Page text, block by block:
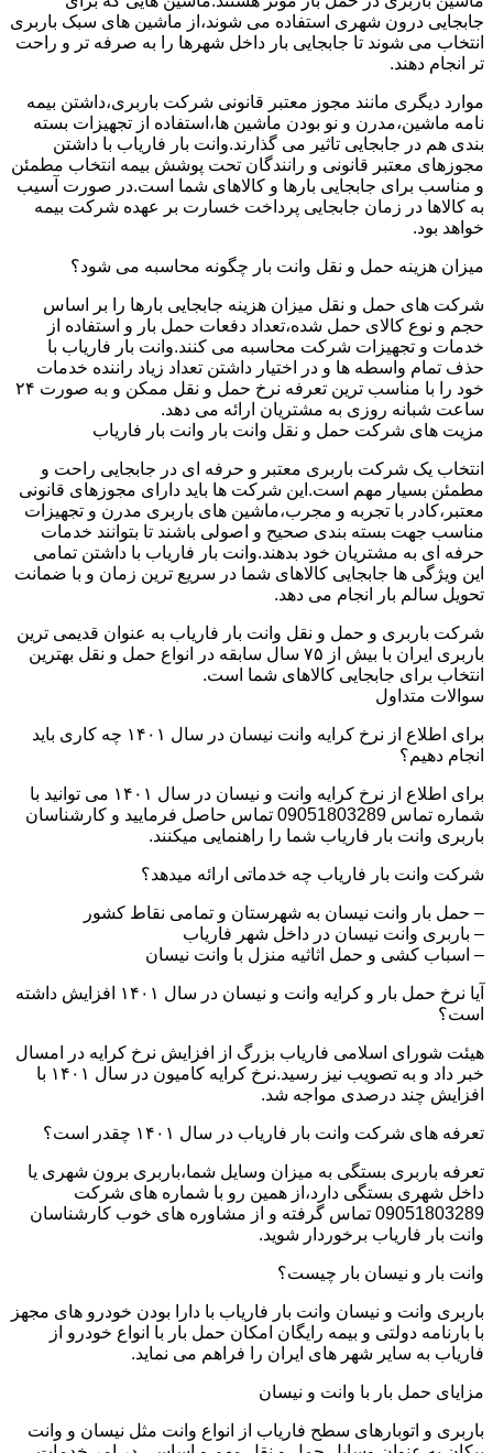
جابجایی درون شهری استفاده می شوند،از ماشین های سبک باربری
انتخاب می شوند تا جابجایی بار داخل شهرها را به صرفه تر و راحت
تر انجام دهند.
موارد دیگری مانند مجوز معتبر قانونی شرکت باربری،داشتن بیمه
نامه ماشین،مدرن و نو بودن ماشین ها،استفاده از تجهیزات بسته
بندی هم در جابجایی تاثیر می گذارند.وانت بار فاریاب با داشتن
مجوزهای معتبر قانونی و رانندگان تحت پوشش بیمه انتخاب مطمئن
و مناسب برای جابجایی بارها و کالاهای شما است.در صورت آسیب
به کالاها در زمان جابجایی پرداخت خسارت بر عهده شرکت بیمه
خواهد بود.
میزان هزینه حمل و نقل وانت بار چگونه محاسبه می شود؟
شرکت های حمل و نقل میزان هزینه جابجایی بارها را بر اساس
حجم و نوع کالای حمل شده،تعداد دفعات حمل بار و استفاده از
خدمات و تجهیزات شرکت محاسبه می کنند.وانت بار فاریاب با
حذف تمام واسطه ها و در اختیار داشتن تعداد زیاد راننده خدمات
خود را با مناسب ترین تعرفه نرخ حمل و نقل ممکن و به صورت ۲۴
ساعت شبانه روزی به مشتریان ارائه می دهد.
مزیت های شرکت حمل و نقل وانت بار وانت بار فاریاب
انتخاب یک شرکت باربری معتبر و حرفه ای در جابجایی راحت و
مطمئن بسیار مهم است.این شرکت ها باید دارای مجوزهای قانونی
معتبر،کادر با تجربه و مجرب،ماشین های باربری مدرن و تجهیزات
مناسب جهت بسته بندی صحیح و اصولی باشند تا بتوانند خدمات
حرفه ای به مشتریان خود بدهند.وانت بار فاریاب با داشتن تمامی
این ویژگی ها جابجایی کالاهای شما در سریع ترین زمان و با ضمانت
تحویل سالم بار انجام می دهد.
شرکت باربری و حمل و نقل وانت بار فاریاب به عنوان قدیمی ترین
باربری ایران با بیش از ۷۵ سال سابقه در انواع حمل و نقل بهترین
انتخاب برای جابجایی کالاهای شما است.
سوالات متداول
برای اطلاع از نرخ کرایه وانت نیسان در سال ۱۴۰۱ چه کاری باید
انجام دهیم؟
برای اطلاع از نرخ کرایه وانت و نیسان در سال ۱۴۰۱ می توانید با
شماره تماس 09051803289 تماس حاصل فرمایید و کارشناسان
باربری وانت بار فاریاب شما را راهنمایی میکنند.
شرکت وانت بار فاریاب چه خدماتی ارائه میدهد؟
– حمل بار وانت نیسان به شهرستان و تمامی نقاط کشور
– باربری وانت نیسان در داخل شهر فاریاب
– اسباب کشی و حمل اثاثیه منزل با وانت نیسان
آیا نرخ حمل بار و کرایه وانت و نیسان در سال ۱۴۰۱ افزایش داشته
است؟
هیئت شورای اسلامی فاریاب بزرگ از افزایش نرخ کرایه در امسال
خبر داد و به تصویب نیز رسید.نرخ کرایه کامیون در سال ۱۴۰۱ با
افزایش چند درصدی مواجه شد.
تعرفه های شرکت وانت بار فاریاب در سال ۱۴۰۱ چقدر است؟
تعرفه باربری بستگی به میزان وسایل شما،باربری برون شهری یا
داخل شهری بستگی دارد،از همین رو با شماره های شرکت
09051803289 تماس گرفته و از مشاوره های خوب کارشناسان
وانت بار فاریاب برخوردار شوید.
وانت بار و نیسان بار چیست؟
باربری وانت و نیسان وانت بار فاریاب با دارا بودن خودرو های مجهز
با بارنامه دولتی و بیمه رایگان امکان حمل بار با انواع خودرو از
فاریاب به سایر شهر های ایران را فراهم می نماید.
مزایای حمل بار با وانت و نیسان
باربری و اتوبارهای سطح فاریاب از انواع وانت مثل نیسان و وانت